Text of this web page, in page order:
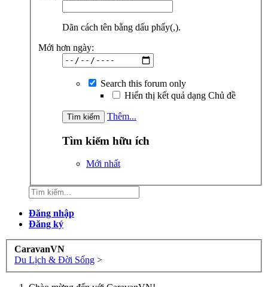
Dãn cách tên bằng dấu phẩy(,).
Mới hơn ngày:
Search this forum only
Hiển thị kết quả dạng Chủ đề
Thêm...
Tìm kiếm hữu ích
Mới nhất
Đăng nhập
Đăng ký
CaravanVN
Du Lịch & Đời Sống >